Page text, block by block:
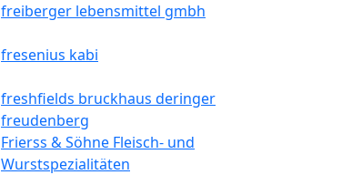
freiberger lebensmittel gmbh
fresenius kabi
freshfields bruckhaus deringer
freudenberg
Frierss & Söhne Fleisch- und
Wurstspezialitäten